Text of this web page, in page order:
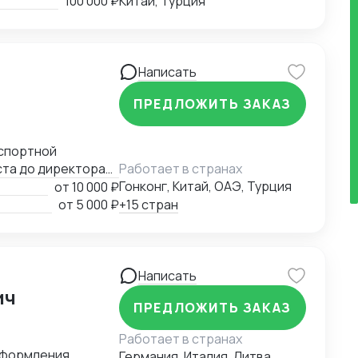
до директора
на новые
и
Африки, Южную
условиях
от10 000 ₽
от 5 000 ₽
Написать
ПРЕДЛОЖИТЬ ЗАКАЗ
Работает в странах
Гонконг, Китай, ОАЭ, Турция
+15 стран
Написать
ПРЕДЛОЖИТЬ ЗАКАЗ
Работает в странах